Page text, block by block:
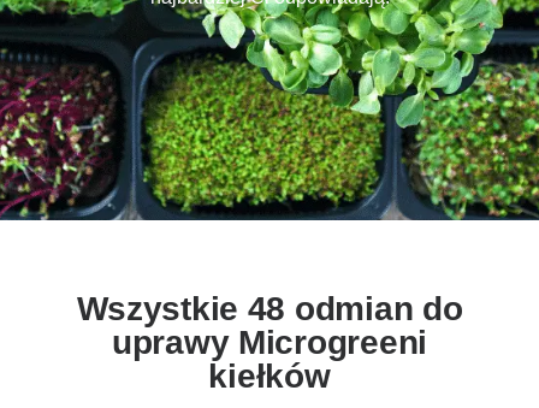
Wszystkie 48 odmian do
uprawy Microgreeni
kiełków